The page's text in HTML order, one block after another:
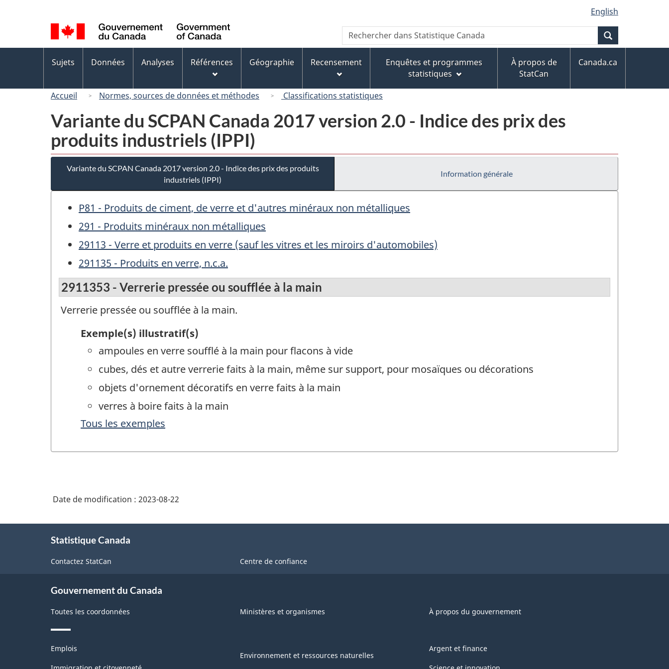
au
contenu
principal
« À
propos
de
ce
version
HTML
simplifiée
de
la
langue
English
Canada
Recherche
Rechercher
dans
Canada
des
Sujets Données Analyses Références Géographie Recensement
Enquêtes et programmes
statistiques
À propos de
StatCan
Canada.ca
Accueil Normes, sources de données et méthodes Classifications statistiques
Variante du SCPAN Canada 2017 version 2.0 - Indice des prix des
produits industriels (IPPI)
Variante du SCPAN Canada 2017 version 2.0 - Indice des prix des produits
industriels (IPPI)
Information générale
P81 - Produits de ciment, de verre et d'autres minéraux non métalliques
291 - Produits minéraux non métalliques
29113 - Verre et produits en verre (sauf les vitres et les miroirs d'automobiles)
291135 - Produits en verre, n.c.a.
2911353 - Verrerie pressée ou soufflée à la main
Verrerie pressée ou soufflée à la main.
Exemple(s) illustratif(s)
ampoules en verre soufflé à la main pour flacons à vide
cubes, dés et autre verrerie faits à la main, même sur support, pour mosaïques ou décorations
objets d'ornement décoratifs en verre faits à la main
verres à boire faits à la main
Tous les exemples
Date de modification : 2023-08-22
Statistique Canada
Contactez StatCan Centre de confiance
Gouvernement du Canada
Toutes les coordonnées Ministères et organismes À propos du gouvernement
Thèmes
sujets
Emplois
Environnement et ressources naturelles
Argent et finance